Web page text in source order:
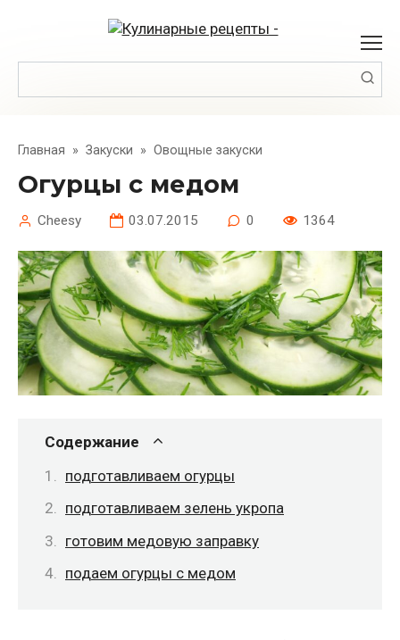
Главная » Закуски » Овощные закуски
Огурцы с медом
Cheesy 03.07.2015 0 1364
Содержание
подготавливаем огурцы
подготавливаем зелень укропа
готовим медовую заправку
подаем огурцы с медом